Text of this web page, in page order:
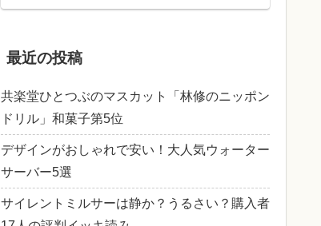
最近の投稿
共楽堂ひとつぶのマスカット「林修のニッポン
ドリル」和菓子第5位
デザインがおしゃれで安い！大人気ウォーター
サーバー5選
サイレントミルサーは静か？うるさい？購入者